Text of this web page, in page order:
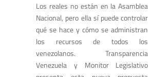
Los reales no están en la Asamblea
Nacional, pero ella sí puede controlar
qué se hace y cómo se administran
los recursos de todos los
venezolanos. Transparencia
Venezuela y Monitor Legislativo